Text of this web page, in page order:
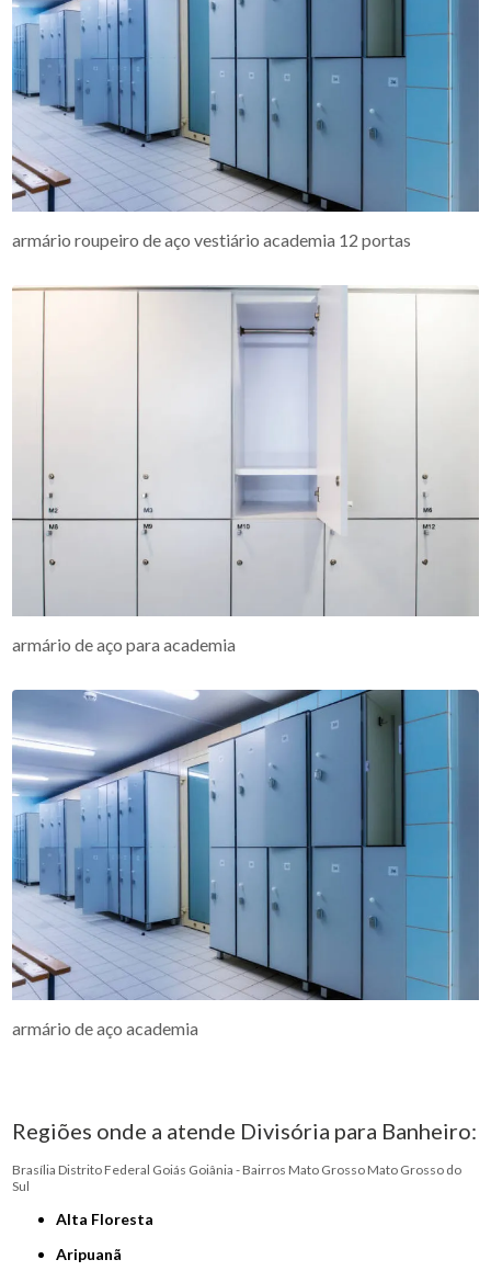
armário roupeiro de aço vestiário academia 12 portas
armário de aço para academia
armário de aço academia
Regiões onde a atende Divisória para Banheiro:
Brasília Distrito Federal Goiás Goiânia - Bairros Mato Grosso Mato Grosso do
Sul
Alta Floresta
Aripuanã